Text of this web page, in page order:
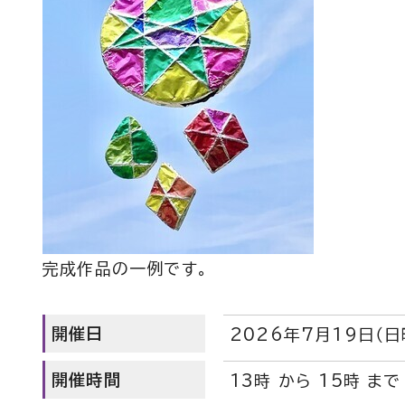
完成作品の一例です。
開催日 2026年7月19日（日
開催時間 13時 から 15時 まで